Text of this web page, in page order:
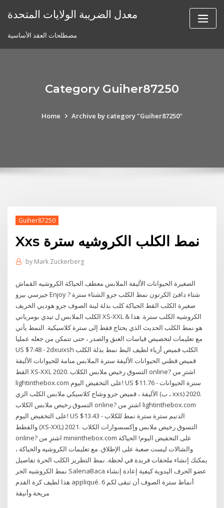
معدل الضريبة الولايات المتحدة
مصطلحات العقد الأساسية
Category Guiher87250
Home Archive by category "Guiher87250"
Guiher87250
Xxs نمط الكلب الكروشيه سترة
by Mark Zuckerberg
الصغيرة الحيوانات الأليفة الملابس معطف الحياكة الكروشيه القماش
جيرسي بيرو Enjoy ? شتاء دافئ الكرتون نمط الكلب جرو الشتاء سترة
صغيرة الكلب القط الحياكة كلب بذلة لينة الصوف جرو هوديي الخريف
الكلب الملابس ل تيدي بومرياني XS-XXL & الكروشيه الكلب سترة. هذا
هو نمط الكلب الحديث الذي يحتاج فقط إلى سترة كلاسيكية. النمط يأتي
US $7.48 - 2dxuixsh الكلب قميص أزياء لطيف البط نمط بذلة الكلب
قميص قطني الحيوانات الأليفة سترة الملابس منامة للحيوانات الأليفة
القط XS-XXL 2020. التسوق رخيص ملابس الكلاب online? اشترِ من
lightinthebox.com على التخفيض اليوم! US $11.76 - سترة الحيوانات
الأليفة ، قميص جرو وشاح كلاسيكي ملابس الكلب الزي (ب ، xxs) 2020.
التسوق رخيص ملابس الكلاب online? اشترِ من lightinthebox.com
على التخفيض اليوم! US $13.43 - الدنيم سترة سترة نمط للكلاب
والقطط (XS-XXL) 2021. التسوق رخيص ملابس وإكسسوارات الكلاب
online? اشترِ من miniinthebox.com على التخفيض اليوم! الحياكة
والشالات ليست صعبة على الإطلاق. مع تعليمات الكروشيه والحياكة ،
يمكنك إنشاء ملحقات فريدة في لحظة. نمط التطريز الكلب الحرة تفاصيل
نمط الكروشيه الحر SalenaBaca عضو الحرف اليدوية كيفية إعادة إنشاء
هذا لطيف كرة القدم appliqué. 6 أنماط سترة الصوف أن تبقى لكم
مريحة وأنيقة